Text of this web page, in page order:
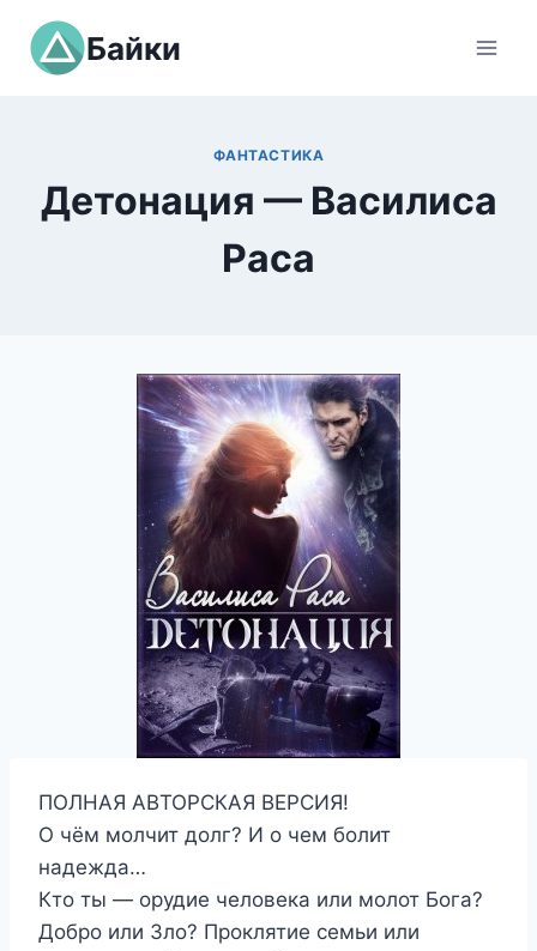
Перейти
содержимому
Байки
ФАНТАСТИКА
Детонация — Василиса
Раса
ПОЛНАЯ АВТОРСКАЯ ВЕРСИЯ!
О чём молчит долг? И о чем болит
надежда…
Кто ты — орудие человека или молот Бога?
Добро или Зло? Проклятие семьи или